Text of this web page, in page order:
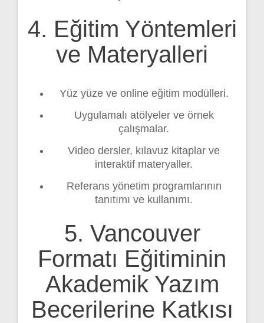
4. Eğitim Yöntemleri
ve Materyalleri
Yüz yüze ve online eğitim modülleri.
Uygulamalı atölyeler ve örnek
çalışmalar.
Video dersler, kılavuz kitaplar ve
interaktif materyaller.
Referans yönetim programlarının
tanıtımı ve kullanımı.
5. Vancouver
Formatı Eğitiminin
Akademik Yazım
Becerilerine Katkısı